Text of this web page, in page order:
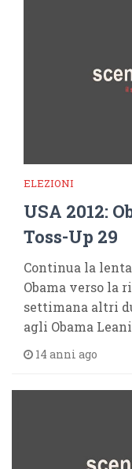
ELEZIONI
USA 2012:
Toss-Up 29
Continua la
Obama verso la
settimana altri
agli Obama
14 anni ago